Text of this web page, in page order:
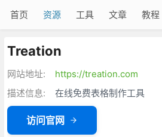
首页 资源 工具 文章 教程
Treation
网站地址:
https://treation.com
描述信息:
在线免费表格制作工具
访问官网